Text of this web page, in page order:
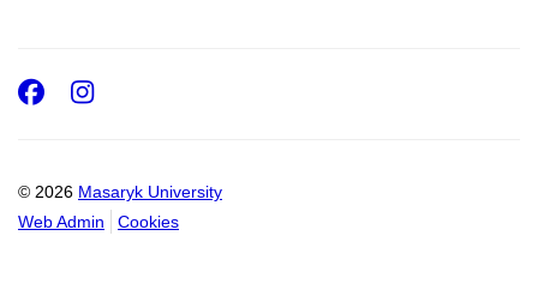
© 2026 Masaryk University
Web Admin
Cookies
Facebook
Instagram